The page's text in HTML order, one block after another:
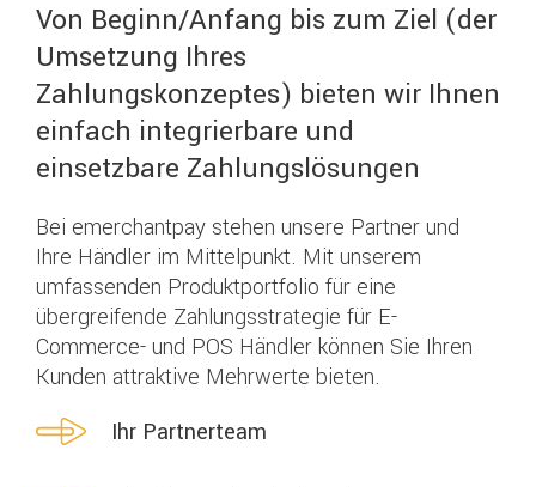
Von Beginn/Anfang bis zum Ziel (der
Umsetzung Ihres
Zahlungskonzeptes) bieten wir Ihnen
einfach integrierbare und
einsetzbare Zahlungslösungen
Bei emerchantpay stehen unsere Partner und
Ihre Händler im Mittelpunkt. Mit unserem
umfassenden Produktportfolio für eine
übergreifende Zahlungsstrategie für E-
Commerce- und POS Händler können Sie Ihren
Kunden attraktive Mehrwerte bieten.
Ihr Partnerteam